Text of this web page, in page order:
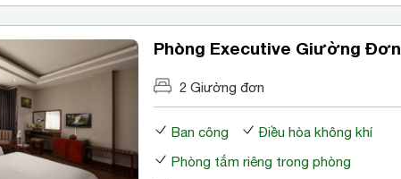
Phòng Executive Giường Đơn
2 Giường đơn
Ban công
Điều hòa không khí
Phòng tắm riêng trong phòng